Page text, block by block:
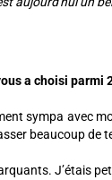
a choisi parmi
sympa avec
beaucoup de
J’étais